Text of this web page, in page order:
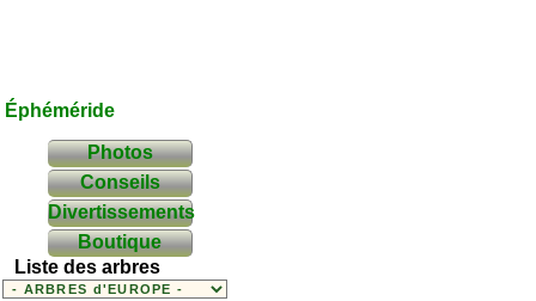
Éphéméride
Photos
Conseils
Divertissements
Boutique
Liste des arbres